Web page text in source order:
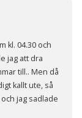
kl. 04.30 och
jag att dra
till.. Men då
kallt ute, så
jag sadlade